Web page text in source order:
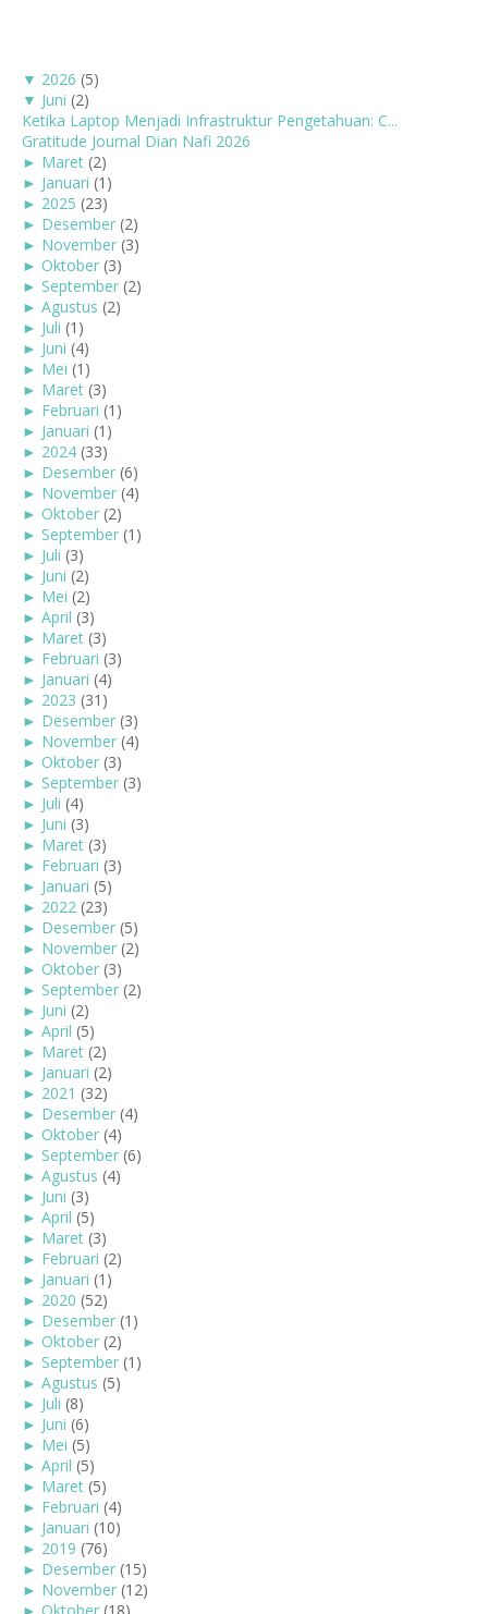
▼ 2026 (5)
▼ Juni (2)
Ketika Laptop Menjadi Infrastruktur Pengetahuan: C...
Gratitude Journal Dian Nafi 2026
► Maret (2)
► Januari (1)
► 2025 (23)
► Desember (2)
► November (3)
► Oktober (3)
► September (2)
► Agustus (2)
► Juli (1)
► Juni (4)
► Mei (1)
► Maret (3)
► Februari (1)
► Januari (1)
► 2024 (33)
► Desember (6)
► November (4)
► Oktober (2)
► September (1)
► Juli (3)
► Juni (2)
► Mei (2)
► April (3)
► Maret (3)
► Februari (3)
► Januari (4)
► 2023 (31)
► Desember (3)
► November (4)
► Oktober (3)
► September (3)
► Juli (4)
► Juni (3)
► Maret (3)
► Februari (3)
► Januari (5)
► 2022 (23)
► Desember (5)
► November (2)
► Oktober (3)
► September (2)
► Juni (2)
► April (5)
► Maret (2)
► Januari (2)
► 2021 (32)
► Desember (4)
► Oktober (4)
► September (6)
► Agustus (4)
► Juni (3)
► April (5)
► Maret (3)
► Februari (2)
► Januari (1)
► 2020 (52)
► Desember (1)
► Oktober (2)
► September (1)
► Agustus (5)
► Juli (8)
► Juni (6)
► Mei (5)
► April (5)
► Maret (5)
► Februari (4)
► Januari (10)
► 2019 (76)
► Desember (15)
► November (12)
► Oktober (18)